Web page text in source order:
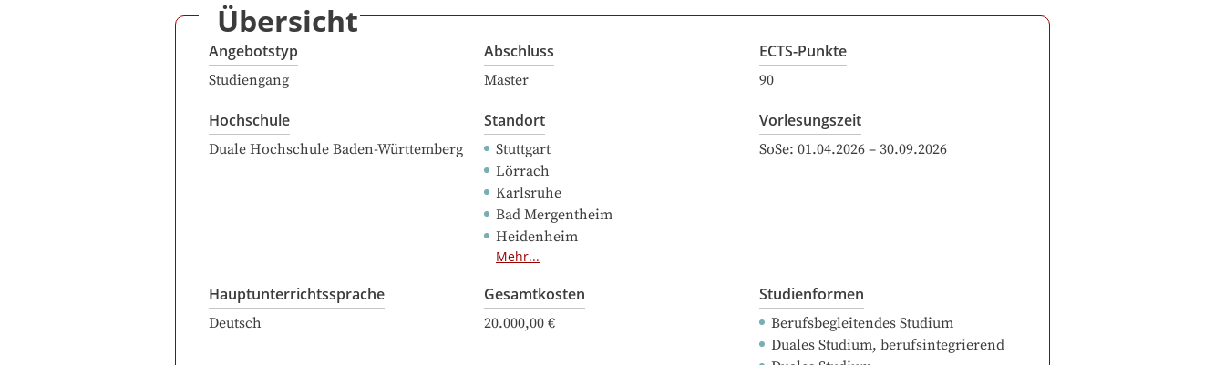
Übersicht
Angebotstyp
Studiengang
Abschluss
Master
ECTS-Punkte
90
Hochschule
Duale Hochschule Baden-Württemberg
Standort
Stuttgart
Lörrach
Karlsruhe
Bad Mergentheim
Heidenheim
Mehr...
Vorlesungszeit
SoSe: 01.04.2026 – 30.09.2026
Hauptunterrichtssprache
Deutsch
Gesamtkosten
20.000,00 €
Studienformen
Berufsbegleitendes Studium
Duales Studium, berufsintegrierend